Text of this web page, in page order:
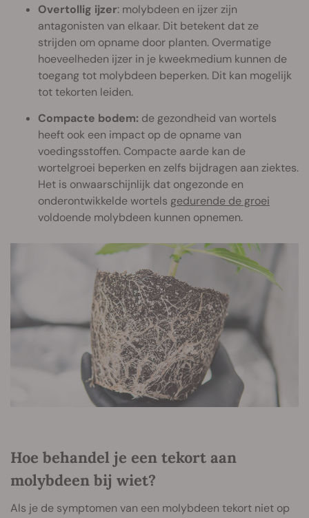
Overtollig ijzer: molybdeen en ijzer zijn
antagonisten van elkaar. Dit betekent dat ze
strijden om opname door planten. Overmatige
hoeveelheden ijzer in je kweekmedium kunnen de
toegang tot molybdeen beperken. Dit kan mogelijk
tot tekorten leiden.
Compacte bodem: de gezondheid van wortels
heeft ook een impact op de opname van
voedingsstoffen. Compacte aarde kan de
wortelgroei beperken en zelfs bijdragen aan ziektes.
Het is onwaarschijnlijk dat ongezonde en
onderontwikkelde wortels gedurende de groei
voldoende molybdeen kunnen opnemen.
Hoe behandel je een tekort aan
molybdeen bij wiet?
Als je de symptomen van een molybdeen tekort niet op